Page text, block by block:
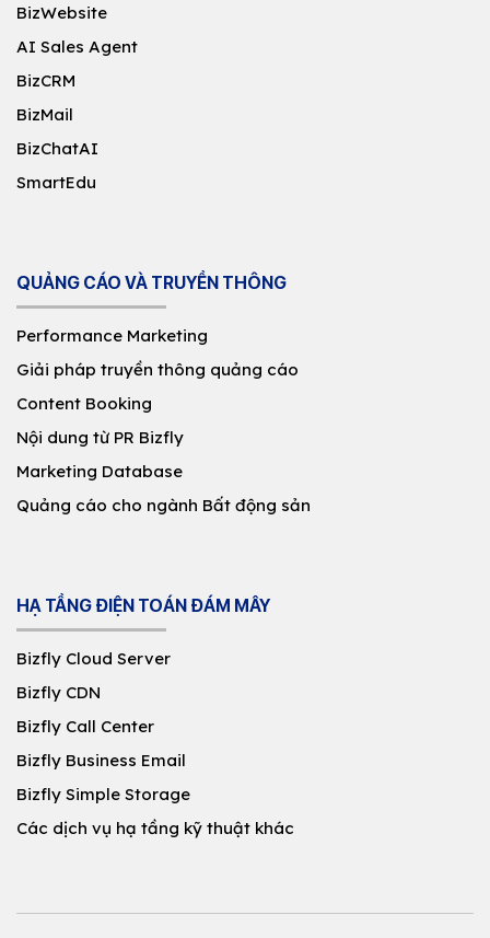
BizWebsite
AI Sales Agent
BizCRM
BizMail
BizChatAI
SmartEdu
QUẢNG CÁO VÀ TRUYỀN THÔNG
Performance Marketing
Giải pháp truyền thông quảng cáo
Content Booking
Nội dung từ PR Bizfly
Marketing Database
Quảng cáo cho ngành Bất động sản
HẠ TẦNG ĐIỆN TOÁN ĐÁM MÂY
Bizfly Cloud Server
Bizfly CDN
Bizfly Call Center
Bizfly Business Email
Bizfly Simple Storage
Các dịch vụ hạ tầng kỹ thuật khác